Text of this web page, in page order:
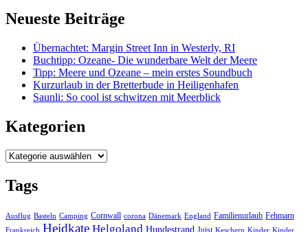
Neueste Beiträge
Übernachtet: Margin Street Inn in Westerly, RI
Buchtipp: Ozeane- Die wunderbare Welt der Meere
Tipp: Meere und Ozeane – mein erstes Soundbuch
Kurzurlaub in der Bretterbude in Heiligenhafen
Saunli: So cool ist schwitzen mit Meerblick
Kategorien
Kategorien
Tags
Ausflug Basteln Camping Cornwall corona Dänemark England Familienurlaub Fehmarn
Frankreich Heidkate Helgoland Hundestrand Juist Keschern Kinder Kinder